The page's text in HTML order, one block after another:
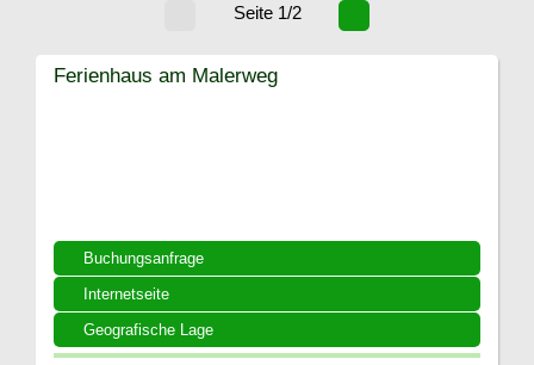
Seite 1/2
Buchungsanfrage
Internetseite
Geografische Lage
Ferienhaus am Malerweg